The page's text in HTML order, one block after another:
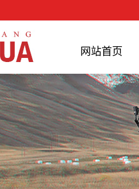
网站首页